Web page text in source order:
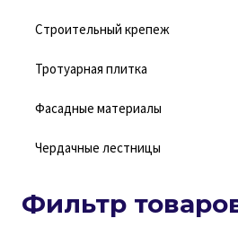
Строительный крепеж
Тротуарная плитка
Фасадные материалы
Чердачные лестницы
Фильтр